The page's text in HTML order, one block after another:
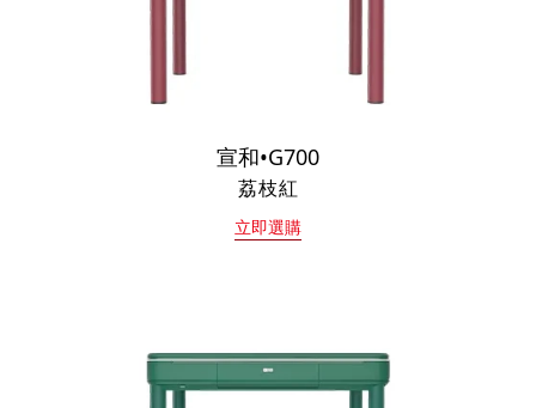
宣和•G700
荔枝紅
立即選購